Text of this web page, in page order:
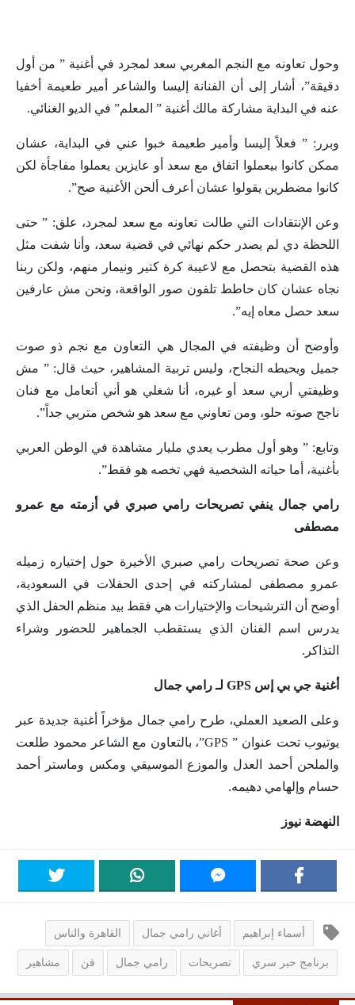
وحول تعاونه مع النجم المغربي سعد لمجرد في أغنية ” من أول
دقيقة”، أشار إلى أن الفنانة إليسا والشاعر أمير طعيمة أخفيا
عنه في البداية مشاركة مالك أغنية ” المعلم” في الديو الغنائي.
وبرر: ” فعلاً إليسا وأمير طعيمة خبوا عني في البداية، عشان
ممكن كانوا بيعملوا اتفاق مع سعد أو عايزين يعملوا مفاجأة لكن
كانوا مضطرين يقولوا عشان أعرف ألحن الأغنية صح”.
وعن الإنتقادات التي طالت تعاونه مع سعد لمجرد، علق: ” حتى
اللحظة دي لم يصدر حكم نهائي في قضية سعد، وأنا شفت مثل
هذه القضية بتحصل مع لاعيبة كرة كتير ونيمار منهم، ولكن ربنا
نجاه عشان كان حاطط تلفون صور الواقعة، ونحن مش عارفين
سعد حصل معاه إيه”.
وأوضح أن وظيفته في المجال هي التعاون مع نجم ذو صوت
جميل ويحيطه النجاح، وليس تربية المشاهير، حيث قال: ” مش
وظيفتي أربي سعد أو غيره، أنا شغلي هو أني أتعامل مع فنان
ناجح صوته حلو، ومن تعاوني مع سعد هو شخص متربي جداً”.
وتابع: ” وهو أول مطرب يعدي مليار مشاهدة في الوطن العربي
بأغنية، أما حياته الشخصية فهي تخصه هو فقط”.
رامي جمال ينفي تصريحات رامي صبري في أزمته مع عمرو
مصطفى
وعن صحة تصريحات رامي صبري الأخيرة حول إختياره زميله
عمرو مصطفى لمشاركته في إحدى الحفلات في السعودية،
أوضح أن الترشيحات والإختيارات هي فقط بيد منظم الحفل الذي
يدرس اسم الفنان الذي يستقطب الجماهير للحضور وشراء
التذاكر.
أغنية جي بي إس GPS لـ رامي جمال
وعلى الصعيد العملي، طرح رامي جمال مؤخراً أغنية جديدة عبر
يوتيوب تحت عنوان ” GPS”، بالتعاون مع الشاعر محمود طلعت
والملحن أحمد العدل والموزع الموسيقي ومكس وماستر أحمد
حسام وإلهامي دهيمه.
النهضة نيوز
أسماء إبراهيم أغاني رامي جمال القاهرة والناس
برنامج حبر سري تصريحات رامي جمال فن مشاهير